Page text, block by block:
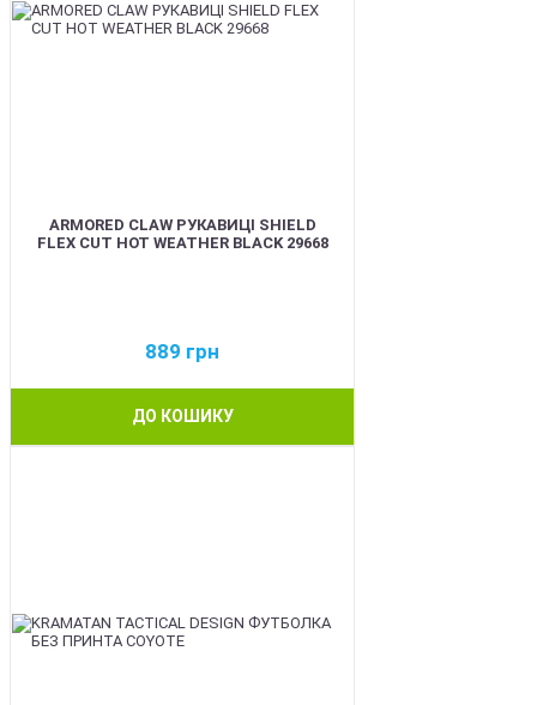
ARMORED CLAW РУКАВИЦІ SHIELD
FLEX CUT HOT WEATHER BLACK 29668
889 грн
ДО КОШИКУ